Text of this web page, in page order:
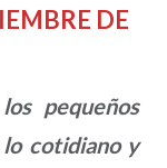
DE
pequeños
cotidiano y